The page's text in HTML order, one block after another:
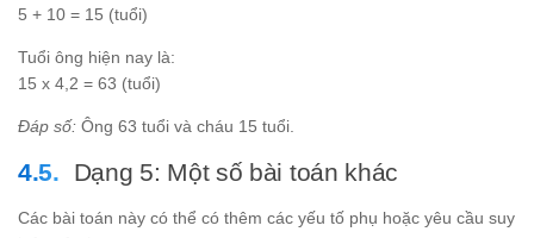
5 + 10 = 15 (tuổi)
Tuổi ông hiện nay là:
15 x 4,2 = 63 (tuổi)
Đáp số: Ông 63 tuổi và cháu 15 tuổi.
Dạng 5: Một số bài toán khác
Các bài toán này có thể có thêm các yếu tố phụ hoặc yêu cầu suy